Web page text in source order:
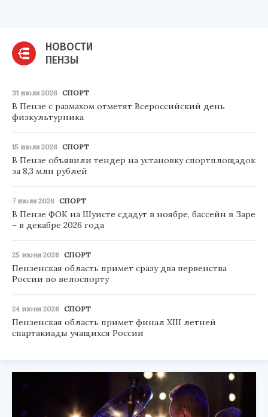
НОВОСТИ
ПЕНЗЫ
31 июля 2026 СПОРТ
В Пензе с размахом отметят Всероссийский день
физкультурника
15 июля 2026 СПОРТ
В Пензе объявили тендер на установку спортплощадок
за 8,3 млн рублей
7 июля 2026 СПОРТ
В Пензе ФОК на Шуисте сдадут в ноябре, бассейн в Заре
– в декабре 2026 года
25 июня 2026 СПОРТ
Пензенская область примет сразу два первенства
России по велоспорту
24 июня 2026 СПОРТ
Пензенская область примет финал XIII летней
спартакиады учащихся России